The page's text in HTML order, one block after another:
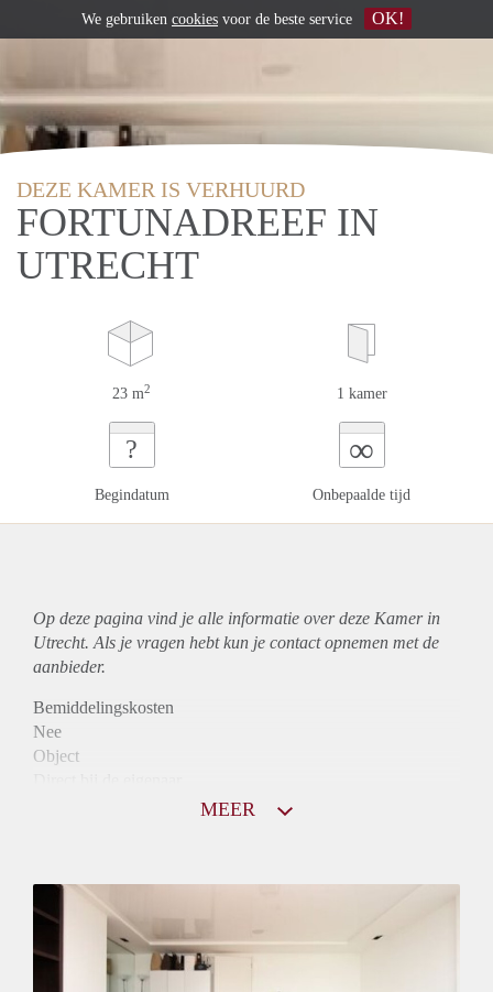
DEZE KAMER IS VERHUURD
FORTUNADREEF IN
UTRECHT
23 m2 1 kamer
?
Begindatum
∞
Onbepaalde tijd
Op deze pagina vind je alle informatie over deze Kamer in
Utrecht. Als je vragen hebt kun je contact opnemen met de
aanbieder.
Bemiddelingskosten
Nee
Object
Mogelijk
Inkomen eis
2,9 X Maandhuur Bruto
MEER
We gebruiken cookies voor de beste service OK!